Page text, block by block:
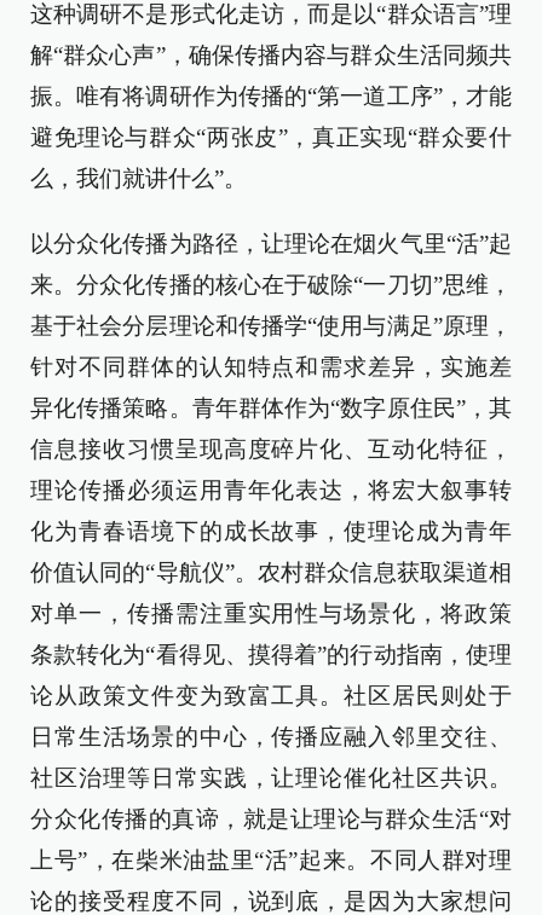
这种调研不是形式化走访，而是以“群众语言”理
解“群众心声”，确保传播内容与群众生活同频共
振。唯有将调研作为传播的“第一道工序”，才能
避免理论与群众“两张皮”，真正实现“群众要什
么，我们就讲什么”。
以分众化传播为路径，让理论在烟火气里“活”起
来。分众化传播的核心在于破除“一刀切”思维，
基于社会分层理论和传播学“使用与满足”原理，
针对不同群体的认知特点和需求差异，实施差
异化传播策略。青年群体作为“数字原住民”，其
信息接收习惯呈现高度碎片化、互动化特征，
理论传播必须运用青年化表达，将宏大叙事转
化为青春语境下的成长故事，使理论成为青年
价值认同的“导航仪”。农村群众信息获取渠道相
对单一，传播需注重实用性与场景化，将政策
条款转化为“看得见、摸得着”的行动指南，使理
论从政策文件变为致富工具。社区居民则处于
日常生活场景的中心，传播应融入邻里交往、
社区治理等日常实践，让理论催化社区共识。
分众化传播的真谛，就是让理论与群众生活“对
上号”，在柴米油盐里“活”起来。不同人群对理
论的接受程度不同，说到底，是因为大家想问